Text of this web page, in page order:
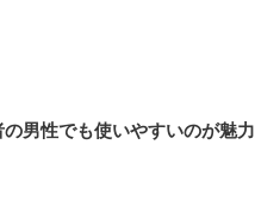
男性でも使いやすいのが魅力